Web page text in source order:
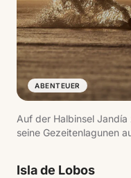
ABENTEUER
Auf der Halbinsel
seine Gezeitenlagunen
Isla de Lobos